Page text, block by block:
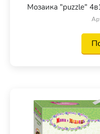
Мозаика "puzzle"